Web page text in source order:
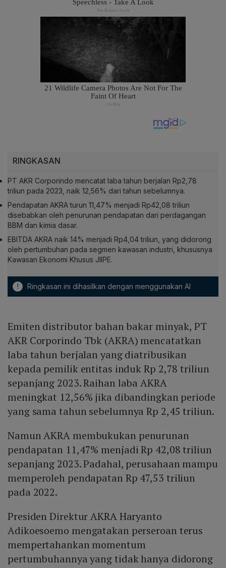
RINGKASAN
PT AKR Corporindo mencatat laba tahun berjalan Rp2,78
triliun pada 2023, naik 12,56% dari tahun sebelumnya.
Pendapatan AKRA turun 11,47% menjadi Rp42,08 triliun
disebabkan oleh penurunan pendapatan dari perdagangan
BBM dan kimia dasar.
EBITDA AKRA naik 14% menjadi Rp4,04 triliun, yang didorong
oleh pertumbuhan pada segmen kawasan industri, khususnya
Kawasan Ekonomi Khusus JIIPE.
! Ringkasan ini dihasilkan dengan menggunakan AI
Emiten distributor bahan bakar minyak, PT
AKR Corporindo Tbk (AKRA) mencatatkan
laba tahun berjalan yang diatribusikan
kepada pemilik entitas induk Rp 2,78 triliun
sepanjang 2023. Raihan laba AKRA
meningkat 12,56% jika dibandingkan periode
yang sama tahun sebelumnya Rp 2,45 triliun.
Namun AKRA membukukan penurunan
pendapatan 11,47% menjadi Rp 42,08 triliun
sepanjang 2023. Padahal, perusahaan mampu
memperoleh pendapatan Rp 47,53 triliun
pada 2022.
Presiden Direktur AKRA Haryanto
Adikoesoemo mengatakan perseroan terus
mempertahankan momentum
pertumbuhannya yang tidak hanya didorong